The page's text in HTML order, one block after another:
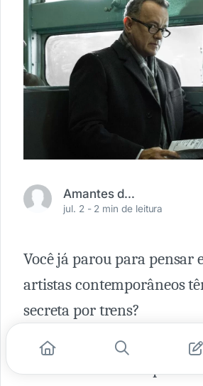
Amantes da Ferrovia
jul. 2 - 2 min de leitura
Você já parou para pensar
artistas contemporâneos
secreta por trens?
Enquanto muitos de nós